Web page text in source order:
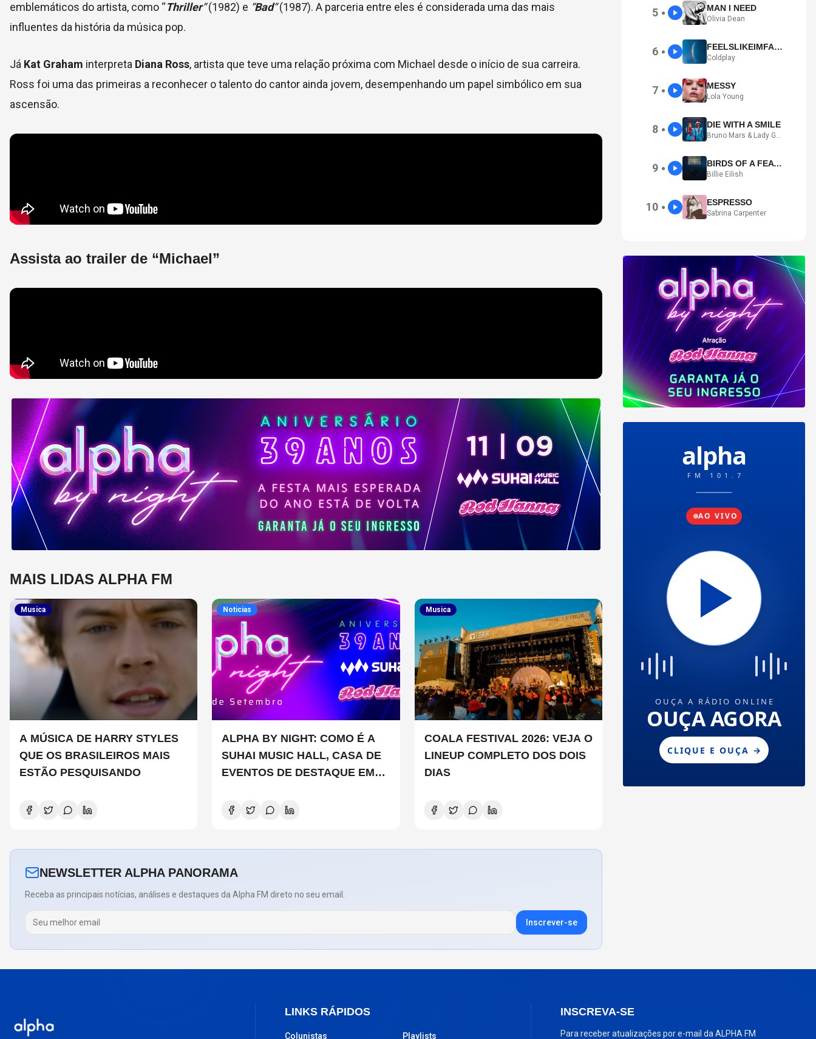
emblemáticos do artista, como “Thriller“(1982) e “Bad“(1987). A parceria entre eles é considerada uma das mais
influentes da história da música pop.
Já Kat Graham interpreta Diana Ross, artista que teve uma relação próxima com Michael desde o início de sua carreira.
Ross foi uma das primeiras a reconhecer o talento do cantor ainda jovem, desempenhando um papel simbólico em sua
ascensão.
Assista ao trailer de “Michael”
MAIS LIDAS ALPHA FM
Musica
A MÚSICA DE HARRY STYLES
QUE OS BRASILEIROS MAIS
ESTÃO PESQUISANDO
Noticias
ALPHA BY NIGHT: COMO É A
SUHAI MUSIC HALL, CASA DE
EVENTOS DE DESTAQUE EM
Musica
COALA FESTIVAL 2026: VEJA O
LINEUP COMPLETO DOS DOIS
DIAS
NEWSLETTER ALPHA PANORAMA
Receba as principais notícias, análises e destaques da Alpha FM direto no seu email.
Inscrever-se
5 ● MAN I NEED
Olivia Dean
6 ● FEELSLIKEIMFALLINGINLOVE
Coldplay
7 ● MESSY
Lola Young
8 ● DIE WITH A SMILE
Bruno Mars & Lady Gaga
9 ● BIRDS OF A FEATHER
Billie Eilish
10 ● ESPRESSO
Sabrina Carpenter
LINKS RÁPIDOS
Colunistas Playlists
INSCREVA-SE
Para receber atualizações por e-mail da ALPHA FM